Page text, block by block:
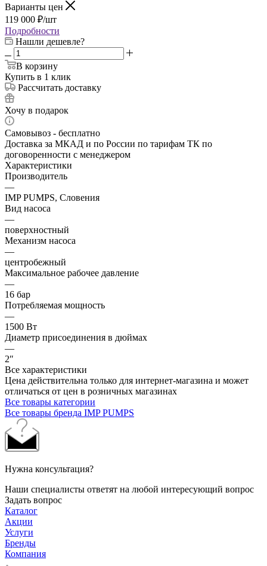
Варианты цен
119 000 ₽/шт
Подробности
Нашли дешевле?
В корзину
Купить в 1 клик
Рассчитать доставку
Хочу в подарок
Самовывоз - бесплатно
Доставка за МКАД и по России по тарифам ТК по
договоренности с менеджером
Характеристики
Производитель
—
IMP PUMPS, Словения
Вид насоса
—
поверхностный
Механизм насоса
—
центробежный
Максимальное рабочее давление
—
16 бар
Потребляемая мощность
—
1500 Вт
Диаметр присоединения в дюймах
—
2″
Все характеристики
Цена действительна только для интернет-магазина и может
отличаться от цен в розничных магазинах
Все товары категории
Все товары бренда IMP PUMPS
Нужна консультация?
Наши специалисты ответят на любой интересующий вопрос
Задать вопрос
Каталог
Акции
Услуги
Бренды
Компания